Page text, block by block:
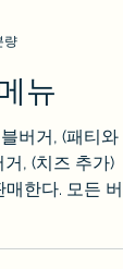
량
뉴
버거, (패티와